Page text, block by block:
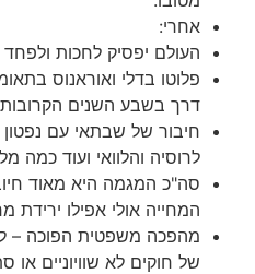
אחרי:
העולם יפסיק לחכות
פלוטו בדלי ואוראנוס
דרך בשבע השנים
חיבור של שבתאי עם
לרוסיה והלוואי ועוד כמה
סה"כ המגמה היא מאוד
המחייה אולי אפילו ירידת
מהפכה משפטית הפוכה –
של חוקים לא שוויוניים או